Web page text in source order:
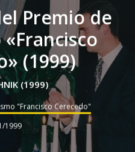
Premio de
(1999)
(1999)
"Francisco Cerecedo"
1999